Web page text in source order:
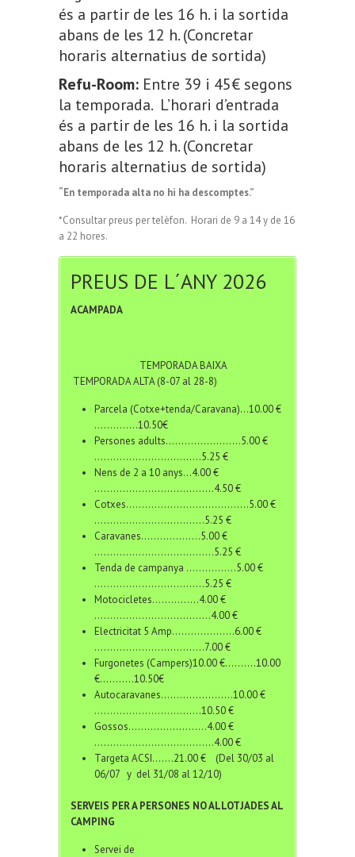
és a partir de les 16 h. i la sortida
abans de les 12 h. (Concretar
horaris alternatius de sortida)
Refu-Room: Entre 39 i 45€ segons
la temporada. L’horari d’entrada
és a partir de les 16 h. i la sortida
abans de les 12 h. (Concretar
horaris alternatius de sortida)
“En temporada alta no hi ha descomptes.”
*Consultar preus per telèfon. Horari de 9 a 14 y de 16
a 22 hores.
PREUS DE L´ANY 2026
ACAMPADA
TEMPORADA BAIXA
TEMPORADA ALTA (8-07 al 28-8)
Parcela (Cotxe+tenda/Caravana)…10.00 €
…………..10.50€
Persones adults……………………5.00 €
…………………………….5.25 €
Nens de 2 a 10 anys…4.00 €
………………………………..4.50 €
Cotxes…………………………………5.00 €
……………………………..5.25 €
Caravanes……………….5.00 €
………………………………..5.25 €
Tenda de campanya …………….5.00 €
……………………………..5.25 €
Motocicletes……………4.00 €
……………………………….4.00 €
Electricitat 5 Amp………………..6.00 €
……………………………..7.00 €
Furgonetes (Campers)10.00 €……….10.00
€………..10.50€
Autocaravanes…………………..10.00 €
…………………………….10.50 €
Gossos…………………….4.00 €
………………………………..4.00 €
Targeta ACSI…….21.00 € (Del 30/03 al
06/07 y del 31/08 al 12/10)
SERVEIS PER A PERSONES NO ALLOTJADES AL
CAMPING
Servei de